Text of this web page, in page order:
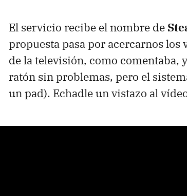
El servicio recibe el nombre de
propuesta pasa por acercarnos los
de la televisión, como comentaba,
ratón sin problemas, pero el
un pad). Echadle un vistazo al